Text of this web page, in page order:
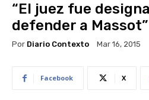
“El juez fue
defender a Massot”
Por Diario Contexto Mar 16, 2015
Facebook X